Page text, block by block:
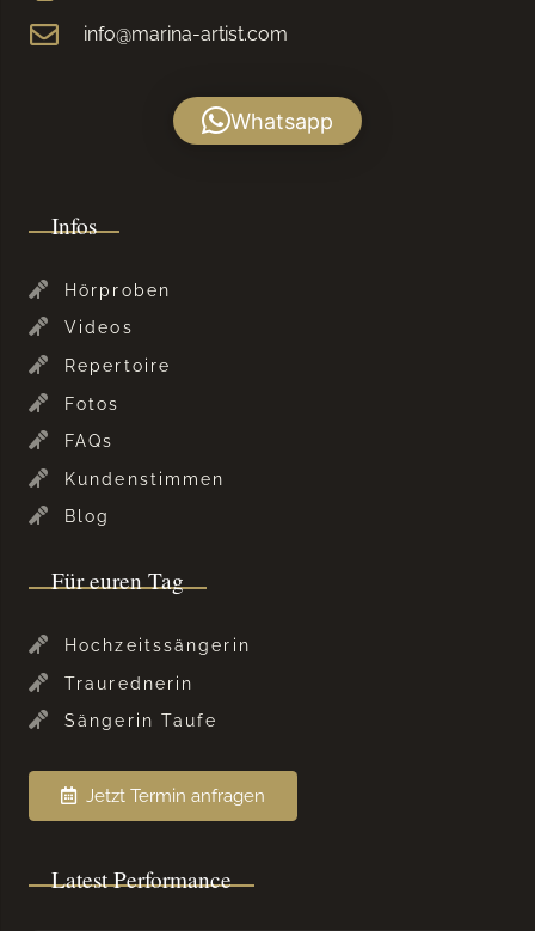
info@marina-artist.com
Whatsapp
Infos
Hörproben
Videos
Repertoire
Fotos
FAQs
Kundenstimmen
Blog
Für euren Tag
Hochzeitssängerin
Traurednerin
Sängerin Taufe
Jetzt Termin anfragen
Latest Performance